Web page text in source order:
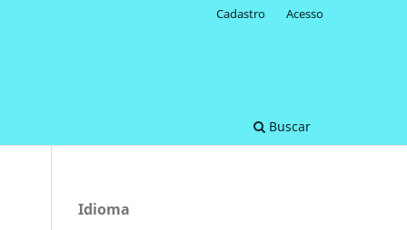
Buscar
Cadastro Acesso
Idioma